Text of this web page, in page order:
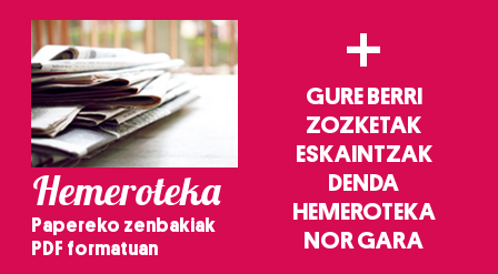
Hemeroteka
Papereko zenbakiak
PDF formatuan
+
GURE BERRI
ZOZKETAK
ESKAINTZAK
DENDA
HEMEROTEKA
NOR GARA